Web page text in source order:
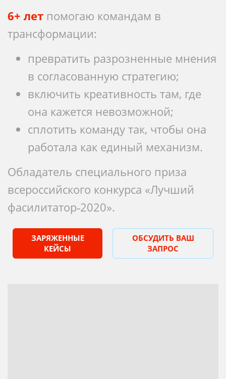
6+ лет помогаю командам в
трансформации:
превратить разрозненные мнения
в согласованную стратегию;
включить креативность там, где
она кажется невозможной;
сплотить команду так, чтобы она
работала как единый механизм.
Обладатель специального приза
всероссийского конкурса «Лучший
фасилитатор‑2020».
ЗАРЯЖЕННЫЕ
КЕЙСЫ
ОБСУДИТЬ ВАШ
ЗАПРОС